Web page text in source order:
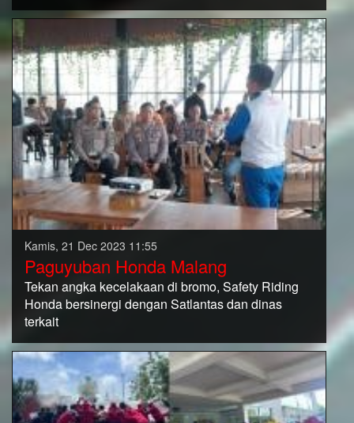
Kamis, 21 Dec 2023 11:55
Paguyuban Honda Malang
Tekan angka kecelakaan di bromo, Safety Riding
Honda bersinergi dengan Satlantas dan dinas
terkait